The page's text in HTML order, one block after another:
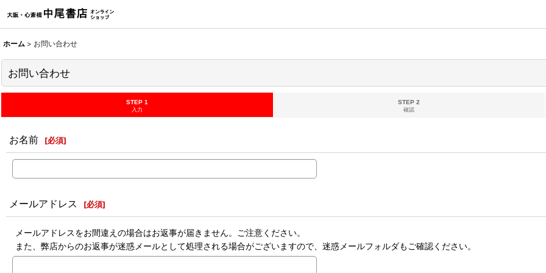
ホーム > お問い合わせ
お問い合わせ
STEP 1
入力
STEP 2
確認
お名前 [必須]
メールアドレス [必須]
メールアドレスをお間違えの場合はお返事が届きません。ご注意ください。
また、弊店からのお返事が迷惑メールとして処理される場合がございますので、迷惑メールフォルダもご確認ください。